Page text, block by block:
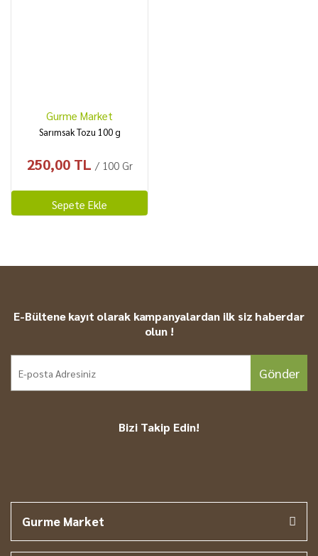
Gurme Market
Sarımsak Tozu 100 g
250,00 TL / 100 Gr
Sepete Ekle
E-Bültene kayıt olarak kampanyalardan ilk siz haberdar
olun !
Gönder
Bizi Takip Edin!
Gurme Market